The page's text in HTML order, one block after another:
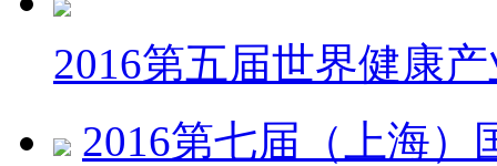
2016第五届世界健康
2016第七届（上海）